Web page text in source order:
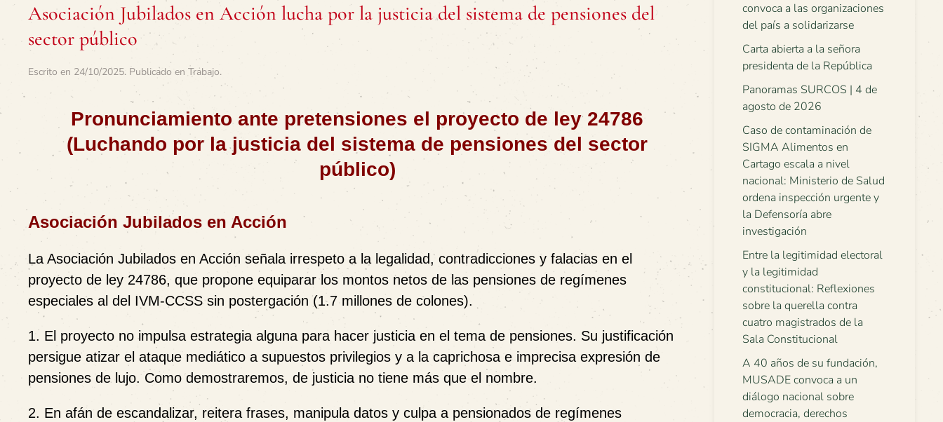
Asociación Jubilados en Acción lucha por la justicia del sistema de pensiones del
sector público
Escrito en 24/10/2025. Publicado en Trabajo.
Pronunciamiento ante pretensiones el proyecto de ley 24786
(Luchando por la justicia del sistema de pensiones del sector
público)
Asociación Jubilados en Acción
La Asociación Jubilados en Acción señala irrespeto a la legalidad, contradicciones y falacias en el
proyecto de ley 24786, que propone equiparar los montos netos de las pensiones de regímenes
especiales al del IVM-CCSS sin postergación (1.7 millones de colones).
1. El proyecto no impulsa estrategia alguna para hacer justicia en el tema de pensiones. Su justificación
persigue atizar el ataque mediático a supuestos privilegios y a la caprichosa e imprecisa expresión de
pensiones de lujo. Como demostraremos, de justicia no tiene más que el nombre.
2. En afán de escandalizar, reitera frases, manipula datos y culpa a pensionados de regímenes
convoca a las organizaciones
del país a solidarizarse
Carta abierta a la señora
presidenta de la República
Panoramas SURCOS | 4 de
agosto de 2026
Caso de contaminación de
SIGMA Alimentos en
Cartago escala a nivel
nacional: Ministerio de Salud
ordena inspección urgente y
la Defensoría abre
investigación
Entre la legitimidad electoral
y la legitimidad
constitucional: Reflexiones
sobre la querella contra
cuatro magistrados de la
Sala Constitucional
A 40 años de su fundación,
MUSADE convoca a un
diálogo nacional sobre
democracia, derechos